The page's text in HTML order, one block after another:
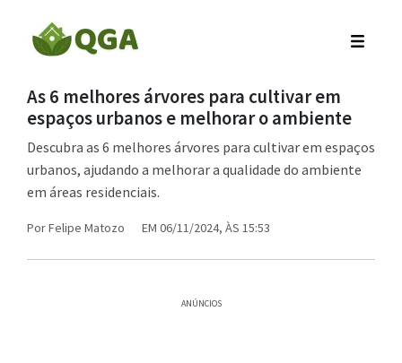
As 6 melhores árvores para cultivar em
espaços urbanos e melhorar o ambiente
Descubra as 6 melhores árvores para cultivar em espaços
urbanos, ajudando a melhorar a qualidade do ambiente
em áreas residenciais.
PorFelipe Matozo EM 06/11/2024, ÀS 15:53
ANÚNCIOS